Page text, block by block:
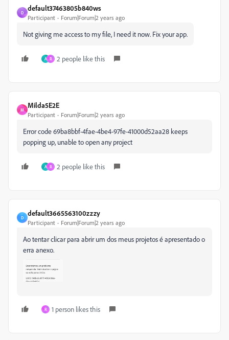
D
default37463805b840ws
Participant Forum|Forum|2 years ago
Not giving me access to my file, I need it now. Fix your app.
A R 2 people like this
M
Milda5E2E
Participant Forum|Forum|2 years ago
Error code 69ba8bbf-4fae-4be4-97fe-41000d52aa28 keeps
popping up, unable to open any project
A R 2 people like this
D
default3665563100zzzy
Participant Forum|Forum|2 years ago
Ao tentar clicar para abrir um dos meus projetos é apresentado o
erra anexo.
R 1 person likes this